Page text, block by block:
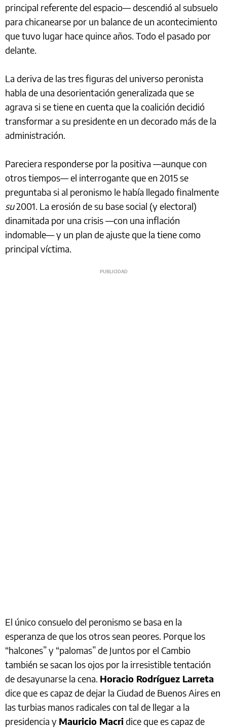
principal referente del espacio— descendió al subsuelo
para chicanearse por un balance de un acontecimiento
que tuvo lugar hace quince años. Todo el pasado por
delante.
La deriva de las tres figuras del universo peronista
habla de una desorientación generalizada que se
agrava si se tiene en cuenta que la coalición decidió
transformar a su presidente en un decorado más de la
administración.
Pareciera responderse por la positiva —aunque con
otros tiempos— el interrogante que en 2015 se
preguntaba si al peronismo le había llegado finalmente
su2001. La erosión de su base social (y electoral)
dinamitada por una crisis —con una inflación
indomable— y un plan de ajuste que la tiene como
principal víctima.
El único consuelo del peronismo se basa en la
esperanza de que los otros sean peores. Porque los
“halcones” y “palomas” de Juntos por el Cambio
también se sacan los ojos por la irresistible tentación
de desayunarse la cena. Horacio Rodríguez Larreta
dice que es capaz de dejar la Ciudad de Buenos Aires en
las turbias manos radicales con tal de llegar a la
presidencia y Mauricio Macridice que es capaz de